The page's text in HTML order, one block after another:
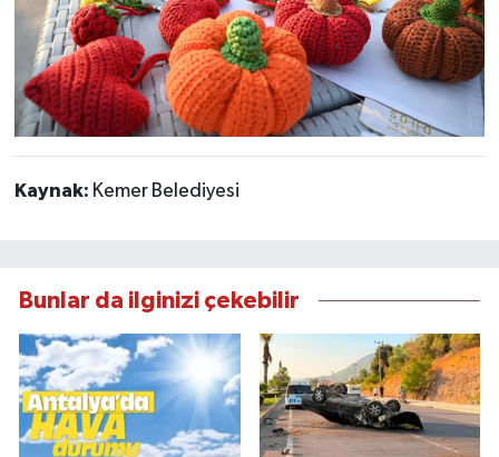
Kaynak: Kemer Belediyesi
Bunlar da ilginizi çekebilir